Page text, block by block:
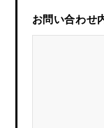
お問い合わせ